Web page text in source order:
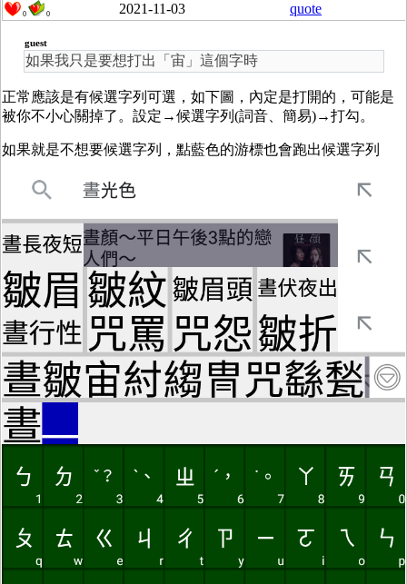
0 0 2021-11-03 quote
guest
如果我只是要想打出「宙」這個字時
正常應該是有候選字列可選，如下圖，內定是打開的，可能是
被你不小心關掉了。設定→候選字列(詞音、簡易)→打勾。
如果就是不想要候選字列，點藍色的游標也會跑出候選字列